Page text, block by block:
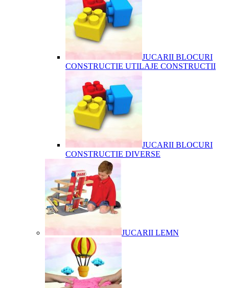
JUCARII BLOCURI
CONSTRUCTIE UTILAJE CONSTRUCTII
JUCARII BLOCURI
CONSTRUCTIE DIVERSE
JUCARII LEMN